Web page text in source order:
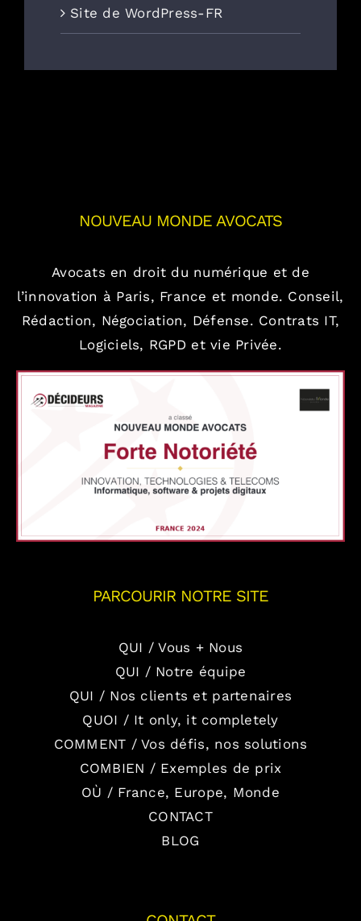
Site de WordPress-FR
NOUVEAU MONDE AVOCATS
Avocats en droit du numérique et de
l’innovation à Paris, France et monde. Conseil,
Rédaction, Négociation, Défense. Contrats IT,
Logiciels, RGPD et vie Privée.
PARCOURIR NOTRE SITE
QUI / Vous + Nous
QUI / Notre équipe
QUI / Nos clients et partenaires
QUOI / It only, it completely
COMMENT / Vos défis, nos solutions
COMBIEN / Exemples de prix
OÙ / France, Europe, Monde
CONTACT
BLOG